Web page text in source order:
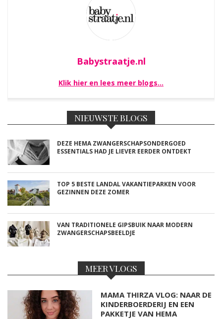
Babystraatje.nl
Klik hier en lees meer blogs…
NIEUWSTE BLOGS
DEZE HEMA ZWANGERSCHAPSONDERGOED
ESSENTIALS HAD JE LIEVER EERDER ONTDEKT
TOP 5 BESTE LANDAL VAKANTIEPARKEN VOOR
GEZINNEN DEZE ZOMER
VAN TRADITIONELE GIPSBUIK NAAR MODERN
ZWANGERSCHAPSBEELDJE
MEER VLOGS
MAMA THIRZA VLOG: NAAR DE
KINDERBOERDERIJ EN EEN
PAKKETJE VAN HEMA